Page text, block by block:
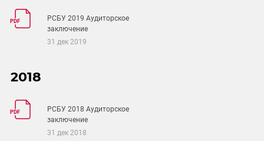
PDF
РСБУ 2019 Аудиторское
заключение
31 дек 2019
2018
PDF
РСБУ 2018 Аудиторское
заключение
31 дек 2018